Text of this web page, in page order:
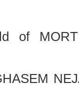
of
GHASEM